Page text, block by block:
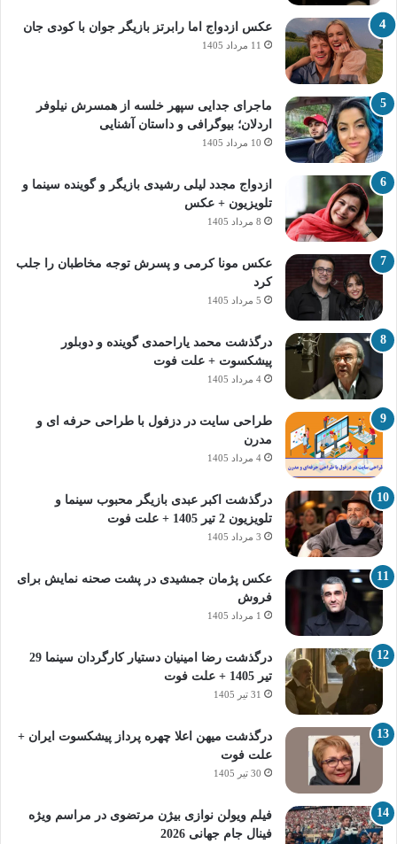
عکس ازدواج اما رابرتز بازیگر جوان با کودی جان
11 مرداد 1405
ماجرای جدایی سپهر خلسه از همسرش نیلوفر
اردلان؛ بیوگرافی و داستان آشنایی
10 مرداد 1405
ازدواج مجدد لیلی رشیدی بازیگر و گوینده سینما و
تلویزیون + عکس
8 مرداد 1405
عکس مونا کرمی و پسرش توجه مخاطبان را جلب
کرد
5 مرداد 1405
درگذشت محمد یاراحمدی گوینده و دوبلور
پیشکسوت + علت فوت
4 مرداد 1405
طراحی سایت در دزفول با طراحی حرفه‌ ای و
مدرن
4 مرداد 1405
درگذشت اکبر عبدی بازیگر محبوب سینما و
تلویزیون 2 تیر 1405 + علت فوت
3 مرداد 1405
عکس پژمان جمشیدی در پشت صحنه نمایش برای
فروش
1 مرداد 1405
درگذشت رضا امینیان دستیار کارگردان سینما 29
تیر 1405 + علت فوت
31 تیر 1405
درگذشت میهن اعلا چهره پرداز پیشکسوت ایران +
علت فوت
30 تیر 1405
فیلم ویولن نوازی بیژن مرتضوی در مراسم ویژه
فینال جام جهانی 2026